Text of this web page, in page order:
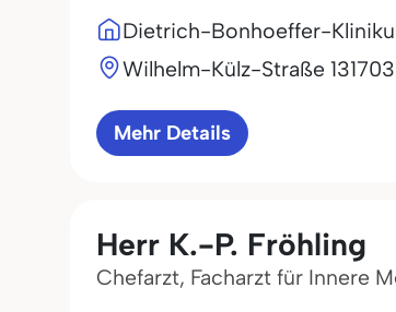
Dietrich-Bonhoeffer-
Wilhelm-Külz-Straße 13
Mehr Details
Herr K.-P. Fröhling
Chefarzt, Facharzt für Innere